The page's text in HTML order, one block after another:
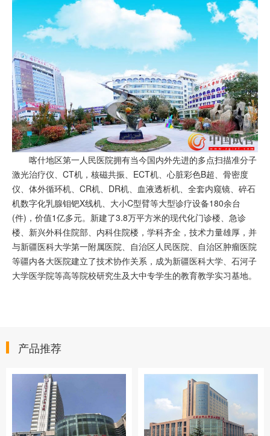
喀什地区第一人民医院拥有当今国内外先进的多点扫描准分子
激光治疗仪、CT机，核磁共振、ECT机、心脏彩色B超、骨密度
仪、体外循环机、CR机、DR机、血液透析机、全套内窥镜、碎石
机数字化乳腺钼钯X线机、大小C型臂等大型诊疗设备180余台
(件)，价值1亿多元。新建了3.8万平方米的现代化门诊楼、急诊
楼、新兴外科住院部、内科住院楼，学科齐全，技术力量雄厚，并
与新疆医科大学第一附属医院、自治区人民医院、自治区肿瘤医院
等疆内各大医院建立了技术协作关系，成为新疆医科大学、石河子
大学医学院等高等院校研究生及大中专学生的教育教学实习基地。
产品推荐